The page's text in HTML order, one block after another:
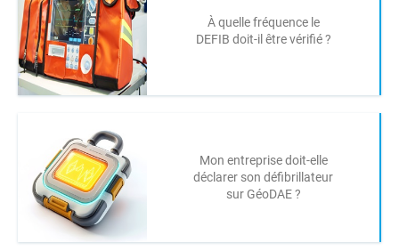
À quelle fréquence le
DEFIB doit-il être vérifié ?
Mon entreprise doit-elle
déclarer son défibrillateur
sur GéoDAE ?